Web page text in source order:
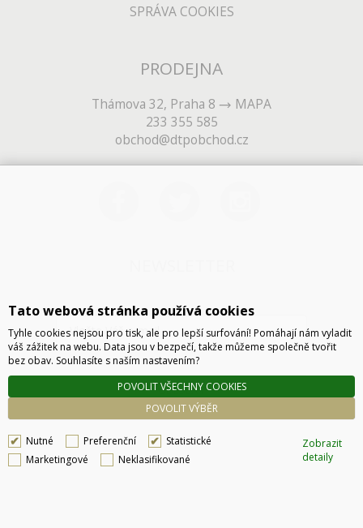
SPRÁVA COOKIES
PRODEJNA
Thámova 32, Praha 8
MAPA
233 355 585
obchod@dtpobchod.cz
ODESLAT
Tato webová stránka používá cookies
Tyhle cookies nejsou pro tisk, ale pro lepší surfování! Pomáhají nám vyladit
váš zážitek na webu. Data jsou v bezpečí, takže můžeme společně tvořit
bez obav. Souhlasíte s naším nastavením?
POVOLIT VÝBĚR
POVOLIT VŠECHNY COOKIES
Nutné Preferenční
Statistické
Marketingové
Neklasifikované
Zobrazit
detaily